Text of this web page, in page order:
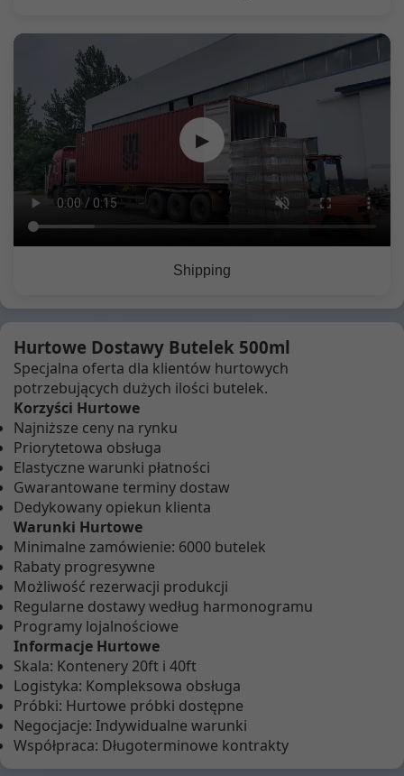
▶
Shipping
Hurtowe Dostawy Butelek 500ml
Specjalna oferta dla klientów hurtowych
potrzebujących dużych ilości butelek.
Korzyści Hurtowe
Najniższe ceny na rynku
Priorytetowa obsługa
Elastyczne warunki płatności
Gwarantowane terminy dostaw
Dedykowany opiekun klienta
Warunki Hurtowe
Minimalne zamówienie: 6000 butelek
Rabaty progresywne
Możliwość rezerwacji produkcji
Regularne dostawy według harmonogramu
Programy lojalnościowe
Informacje Hurtowe
Skala: Kontenery 20ft i 40ft
Logistyka: Kompleksowa obsługa
Próbki: Hurtowe próbki dostępne
Negocjacje: Indywidualne warunki
Współpraca: Długoterminowe kontrakty